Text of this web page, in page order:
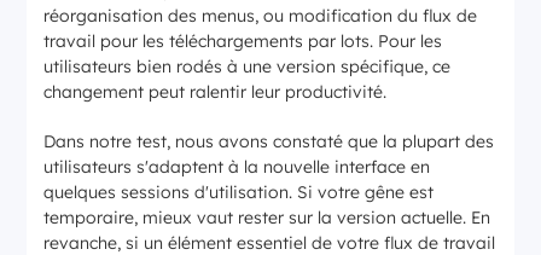
réorganisation des menus, ou modification du flux de
travail pour les téléchargements par lots. Pour les
utilisateurs bien rodés à une version spécifique, ce
changement peut ralentir leur productivité.
Dans notre test, nous avons constaté que la plupart des
utilisateurs s'adaptent à la nouvelle interface en
quelques sessions d'utilisation. Si votre gêne est
temporaire, mieux vaut rester sur la version actuelle. En
revanche, si un élément essentiel de votre flux de travail